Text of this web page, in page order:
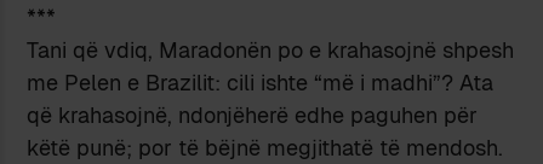
***
Tani që vdiq, Maradonën po e krahasojnë shpesh
me Pelen e Brazilit: cili ishte “më i madhi”? Ata
që krahasojnë, ndonjëherë edhe paguhen për
këtë punë; por të bëjnë megjithatë të mendosh.